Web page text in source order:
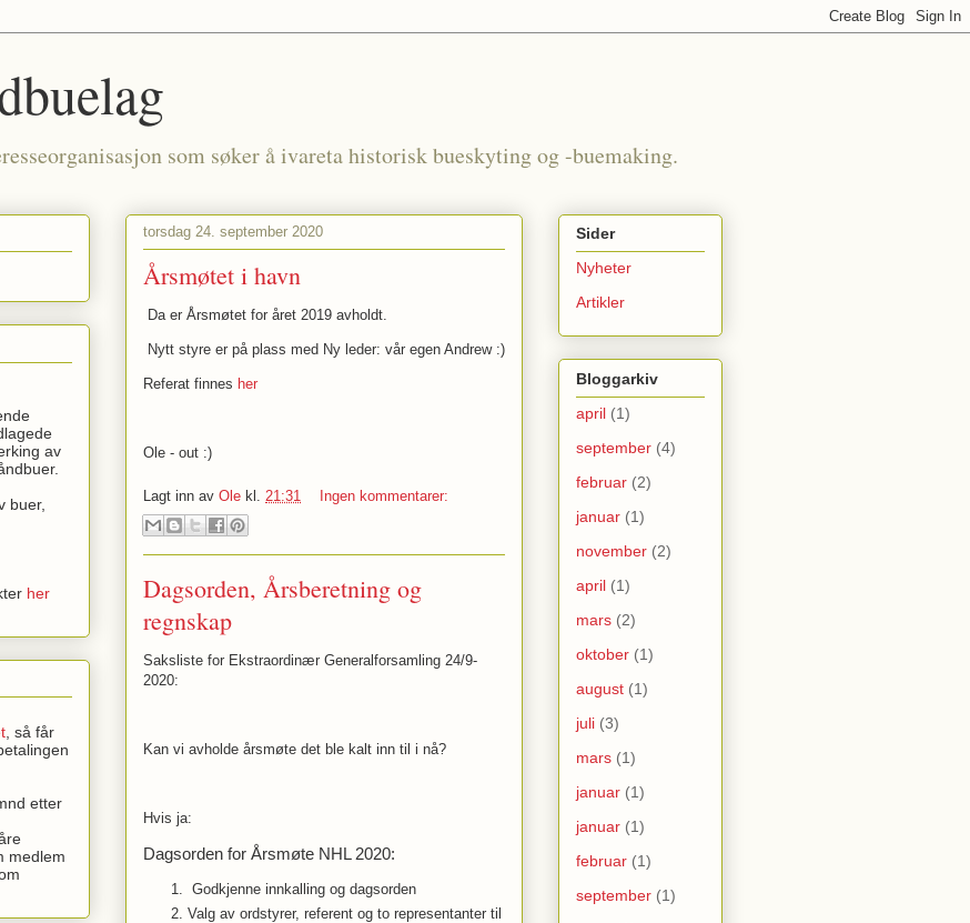
som søker å ivareta historisk bueskyting og -buemaking.
torsdag 24. september 2020
Årsmøtet i havn
Da er Årsmøtet for året 2019 avholdt.
Nytt styre er på plass med Ny leder: vår egen Andrew :)
Referat finnes her
Ole - out :)
Lagt inn av Ole kl. 21:31 Ingen kommentarer:
Dagsorden, Årsberetning og
regnskap
Saksliste for Ekstraordinær Generalforsamling 24/9-
2020:
Kan vi avholde årsmøte det ble kalt inn til i nå?
Hvis ja:
Dagsorden for Årsmøte NHL 2020:
Godkjenne innkalling og dagsorden
Valg av ordstyrer, referent og to representanter til
av
buer,
her
, så får
etter
medlem
Sider
Nyheter
Artikler
Bloggarkiv
april (1)
september (4)
februar (2)
januar (1)
november (2)
april (1)
mars (2)
oktober (1)
august (1)
juli (3)
mars (1)
januar (1)
januar (1)
februar (1)
september (1)